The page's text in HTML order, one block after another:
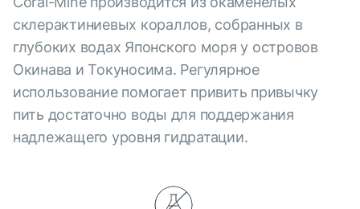
склерактиниевых кораллов, собранных в
глубоких водах Японского моря у островов
Окинава и Токуносима. Регулярное
использование помогает привить привычку
пить достаточно воды для поддержания
надлежащего уровня гидратации.